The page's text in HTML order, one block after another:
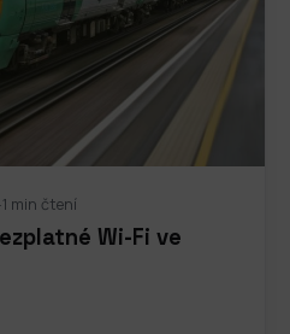
·1 min čtení
Wi-Fi ve